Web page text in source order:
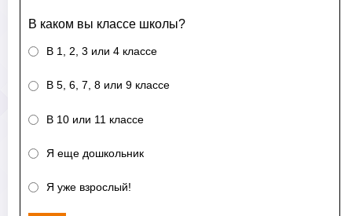
В каком вы классе школы?
В 1, 2, 3 или 4 классе
В 5, 6, 7, 8 или 9 классе
В 10 или 11 классе
Я еще дошкольник
Я уже взрослый!